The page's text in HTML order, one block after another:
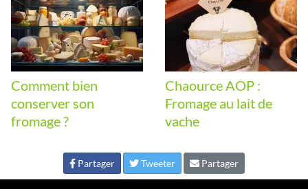
Comment bien
conserver son
fromage ?
Chaource AOP :
Fromage au lait de
vache
Partager Tweeter Partager